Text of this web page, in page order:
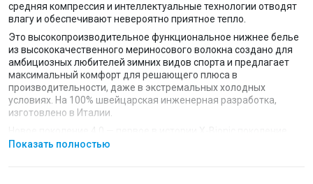
средняя компрессия и интеллектуальные технологии отводят
влагу и обеспечивают невероятно приятное тепло.
Это высокопроизводительное функциональное нижнее белье
из высококачественного мериносового волокна создано для
амбициозных любителей зимних видов спорта и предлагает
максимальный комфорт для решающего плюса в
производительности, даже в экстремальных холодных
условиях. На 100% швейцарская инженерная разработка,
изготовлено в Италии.
термобелья, которое имеет сверхвысокую точность плетения
Показать полностью